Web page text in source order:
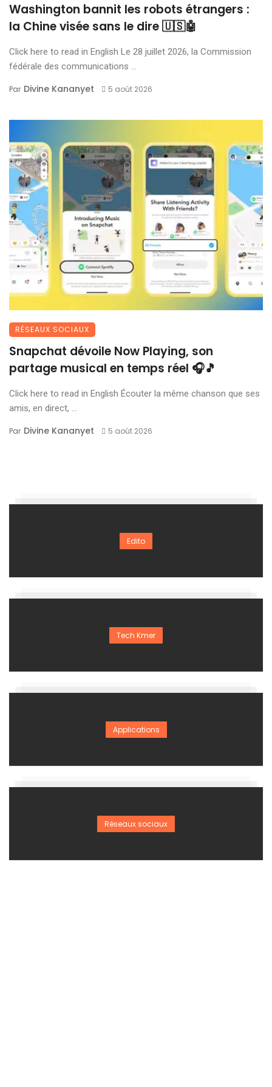
Washington bannit les robots étrangers :
la Chine visée sans le dire 🇺🇸🤖
Click here to read in English Le 28 juillet 2026, la Commission
fédérale des communications ...
Par Divine Kananyet 5 août 2026
RÉSEAUX SOCIAUX
Snapchat dévoile Now Playing, son
partage musical en temps réel 🎧🎵
Click here to read in English Écouter la même chanson que ses
amis, en direct, ...
Par Divine Kananyet 5 août 2026
Edito
Tech Kmer
Applications
Réseaux sociaux